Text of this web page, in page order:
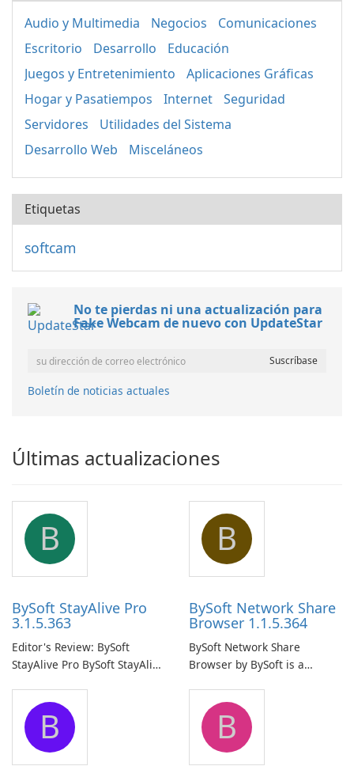
Audio y Multimedia Negocios
Comunicaciones
Escritorio
Desarrollo
Educación
Juegos y Entretenimiento
Aplicaciones Gráficas
Hogar y Pasatiempos
Internet
Seguridad
Servidores
Utilidades del Sistema
Desarrollo Web
Misceláneos
Etiquetas
softcam
No te pierdas ni una actualización para
Fake Webcam de nuevo con UpdateStar
Boletín de noticias actuales
Últimas actualizaciones
B
BySoft StayAlive Pro
3.1.5.363
Editor's Review: BySoft
StayAlive Pro BySoft StayAlive
application designed to
ensure the continuous and
uninterrupted operation of
your computer system.
B
BySoft Network Share
Browser 1.1.5.364
BySoft Network Share
Browser by BySoft is a
application that allows users
to easily browse and manage
shared folders on their
network.
B B